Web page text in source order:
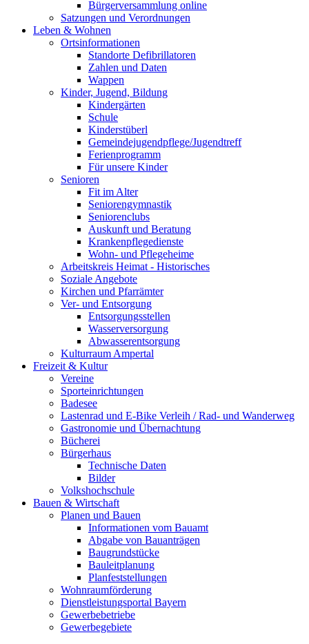
Bürgerversammlung online
Satzungen und Verordnungen
Leben & Wohnen
Ortsinformationen
Standorte Defibrillatoren
Zahlen und Daten
Wappen
Kinder, Jugend, Bildung
Kindergärten
Schule
Kinderstüberl
Gemeindejugendpflege/Jugendtreff
Ferienprogramm
Für unsere Kinder
Senioren
Fit im Alter
Seniorengymnastik
Seniorenclubs
Auskunft und Beratung
Krankenpflegedienste
Wohn- und Pflegeheime
Arbeitskreis Heimat - Historisches
Soziale Angebote
Kirchen und Pfarrämter
Ver- und Entsorgung
Entsorgungsstellen
Wasserversorgung
Abwasserentsorgung
Kulturraum Ampertal
Freizeit & Kultur
Vereine
Sporteinrichtungen
Badesee
Lastenrad und E-Bike Verleih / Rad- und Wanderweg
Gastronomie und Übernachtung
Bücherei
Bürgerhaus
Technische Daten
Bilder
Volkshochschule
Bauen & Wirtschaft
Planen und Bauen
Informationen vom Bauamt
Abgabe von Bauanträgen
Baugrundstücke
Bauleitplanung
Planfeststellungen
Wohnraumförderung
Dienstleistungsportal Bayern
Gewerbebetriebe
Gewerbegebiete